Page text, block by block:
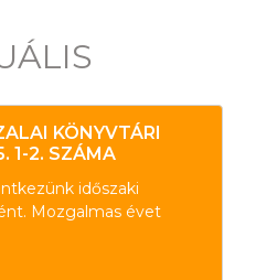
KÖNYVTÁRI
1-2. SZÁMA
időszaki
Mozgalmas évet